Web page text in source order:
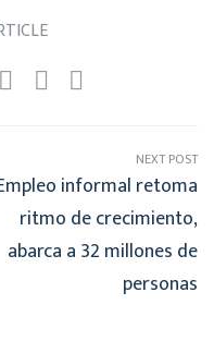
NEXT POST
informal retoma
ritmo de crecimiento,
abarca a 32 millones de
personas